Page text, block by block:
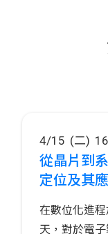
4/15 (二)
從晶片到
定位及其
在數位化進
天，對於電